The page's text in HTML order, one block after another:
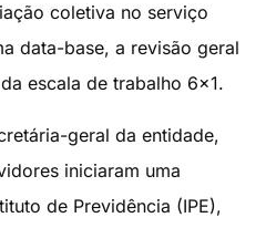
coletiva no serviço
data-base, a revisão geral
escala de trabalho 6×1.
geral da entidade,
iniciaram uma
de Previdência (IPE),